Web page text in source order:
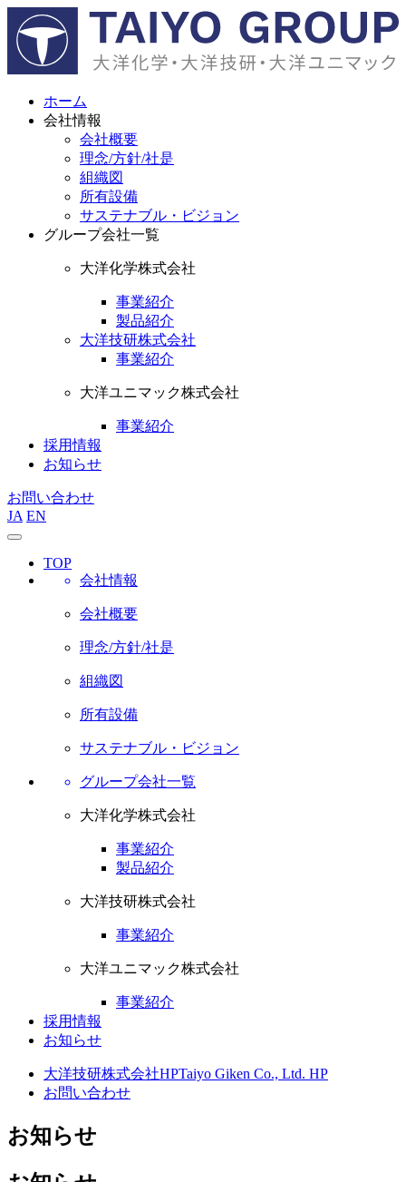
ホーム
会社情報
会社概要
理念/方針/社是
組織図
所有設備
サステナブル・ビジョン
グループ会社一覧
大洋化学株式会社
事業紹介
製品紹介
大洋技研株式会社
事業紹介
大洋ユニマック株式会社
事業紹介
採用情報
お知らせ
お問い合わせ
JA EN
TOP
会社情報
会社概要
理念/方針/社是
組織図
所有設備
サステナブル・ビジョン
グループ会社一覧
大洋化学株式会社
事業紹介
製品紹介
大洋技研株式会社
事業紹介
大洋ユニマック株式会社
事業紹介
採用情報
お知らせ
大洋技研株式会社HPTaiyo Giken Co., Ltd. HP
お問い合わせ
お知らせ